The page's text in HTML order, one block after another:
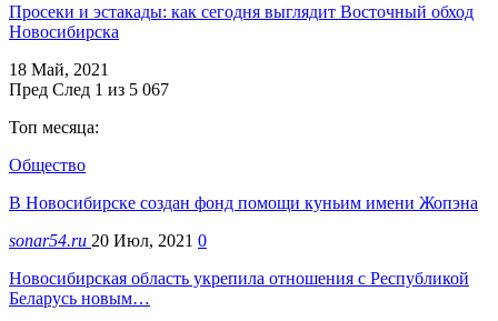
Просеки и эстакады: как сегодня выглядит Восточный обход
Новосибирска
18 Май, 2021
Пред След 1 из 5 067
Топ месяца:
Общество
В Новосибирске создан фонд помощи куньим имени Жопэна
sonar54.ru 20 Июл, 2021 0
Новосибирская область укрепила отношения с Республикой
Беларусь новым…